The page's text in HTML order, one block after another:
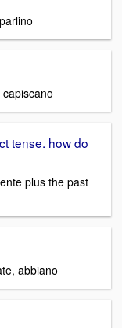
tense. how do
plus the past
abbiano